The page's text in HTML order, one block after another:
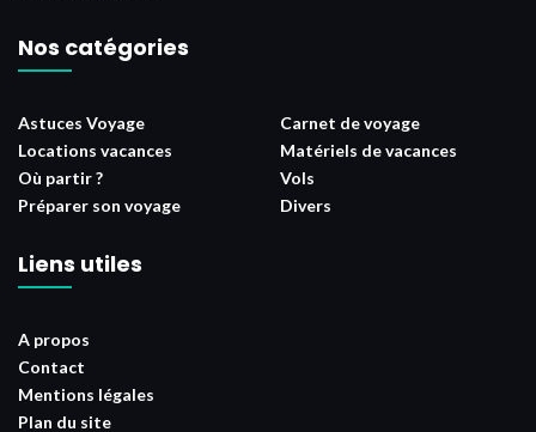
Nos catégories
Astuces Voyage
Carnet de voyage
Locations vacances
Matériels de vacances
Où partir ?
Vols
Préparer son voyage
Divers
Liens utiles
A propos
Contact
Mentions légales
Plan du site